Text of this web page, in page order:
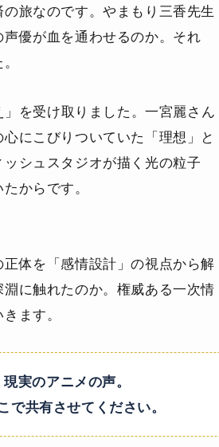
旅なのです。やまもり三香先生
優が血を通わせるのか。それ
を受け取りました。一宮麗さん
にこびりついていた「理想」と
シュスタジオが描く光の粒子
からです。
体を「感情設計」の視点から解
に触れたのか。権威ある一次情
ます。
実のアニメの声。
共有させてください。